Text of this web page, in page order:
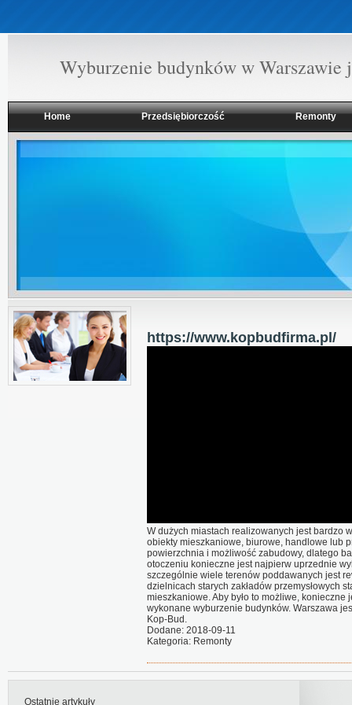
Wyburzenie budynków w Warszawie
Home Przedsiębiorczość Remonty
https://www.kopbudfirma.pl/
W dużych miastach realizowanych jest bardzo
obiekty mieszkaniowe, biurowe, handlowe lub
powierzchnia i możliwość zabudowy, dlatego
otoczeniu konieczne jest najpierw uprzednie
szczególnie wiele terenów poddawanych jest
dzielnicach starych zakładów przemysłowych
mieszkaniowe. Aby było to możliwe,
wykonane wyburzenie budynków. Warszawa
Kop-Bud.
Dodane: 2018-09-11
Kategoria: Remonty
Ostatnie artykuły